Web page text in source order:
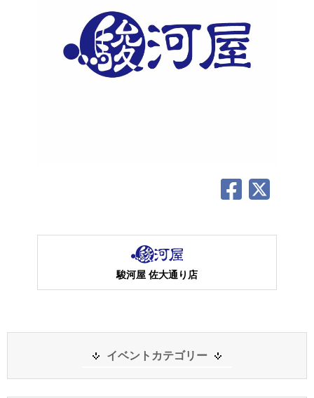
駿河屋 佐大通り店
イベントカテゴリー